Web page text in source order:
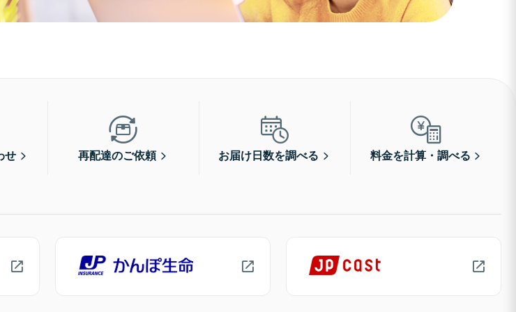
せ 再配達のご依頼 お届け日数を調べる 料金を計算・調べる